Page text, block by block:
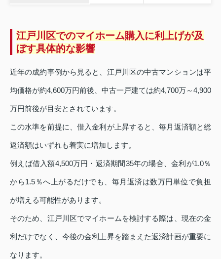
江戸川区でのマイホーム購入に利上げが及
ぼす具体的な影響
近年の成約事例から見ると、江戸川区の中古マンションは平
均価格が約4,600万円前後、中古一戸建ては約4,700万～4,900
万円前後が目安とされています。
この水準を前提に、借入金利が上昇すると、毎月返済額と総
返済額はいずれも着実に増加します。
例えば借入額4,500万円・返済期間35年の場合、金利が1.0％
から1.5％へ上がるだけでも、毎月返済は数万円単位で負担
が増える可能性があります。
そのため、江戸川区でマイホームを検討する際は、現在の金
利だけでなく、今後の金利上昇を踏まえた返済計画が重要に
なります。